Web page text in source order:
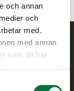
och annan
och
med.
med annan
som de har